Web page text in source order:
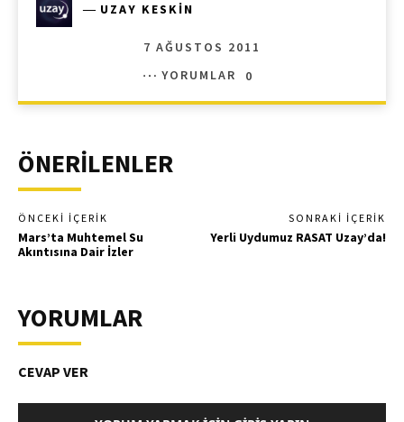
― UZAY KESKIN
7 AĞUSTOS 2011
YORUMLAR
0
ÖNERİLENLER
ÖNCEKI İÇERIK
Mars’ta Muhtemel Su
Akıntısına Dair İzler
SONRAKI İÇERIK
Yerli Uydumuz RASAT Uzay’da!
YORUMLAR
CEVAP VER